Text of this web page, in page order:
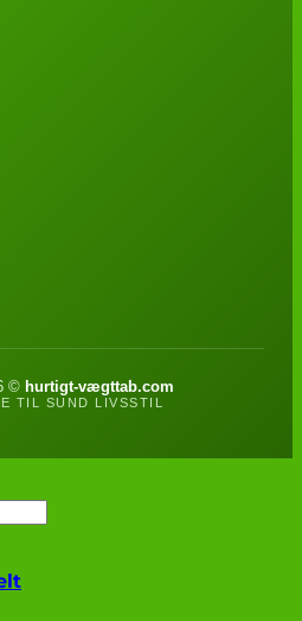
© hurtigt-vægttab.com
TIL SUND LIVSSTIL